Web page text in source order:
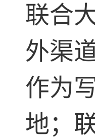
联合
外渠
作为
地；